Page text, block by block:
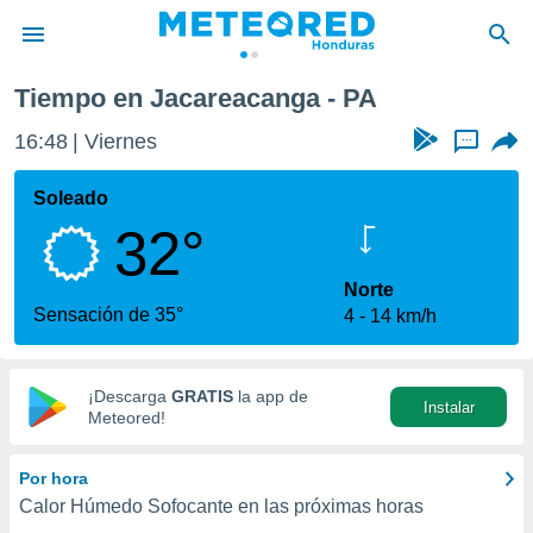
de
ha sido
calidad.
a este
las
y
digital
basada
Tiempo en Jacareacanga - PA
16:48 Viernes ...
Soleado
32°
Sensación de 35°
Norte
4
14 km/h
¡Descarga GRATIS la app de
Meteored!
Instalar
Por hora
Calor Húmedo Sofocante en las próximas horas